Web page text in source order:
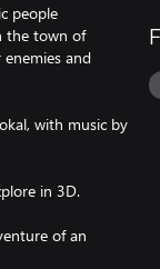
people
the town of
and
with music by
in 3D.
of an